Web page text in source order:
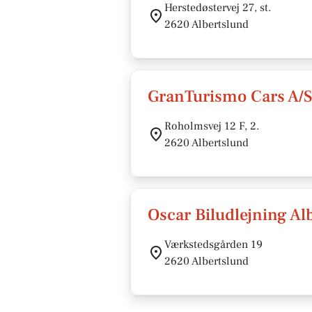
Herstedøstervej 27, st.
2620 Albertslund
GranTurismo Cars A/S
Roholmsvej 12 F, 2.
2620 Albertslund
Oscar Biludlejning
Værkstedsgården 19
2620 Albertslund